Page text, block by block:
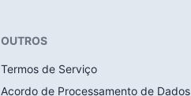
OUTROS
Termos de Serviço
Acordo de Processamento de Dados